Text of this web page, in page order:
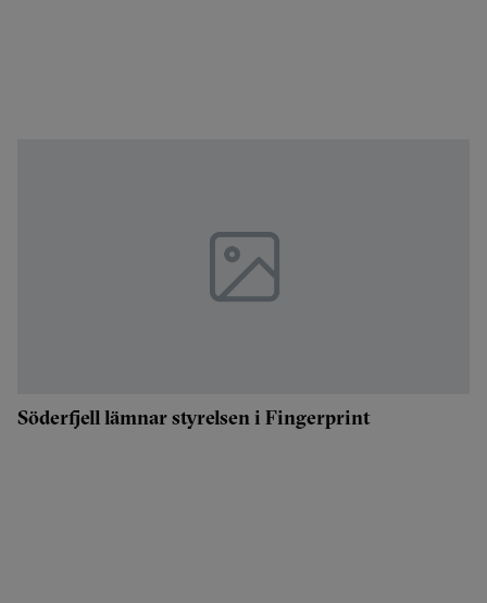
Söderfjell lämnar styrelsen i Fingerprint